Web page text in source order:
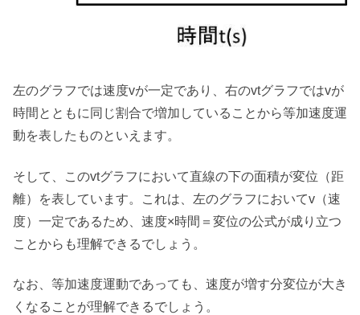
左のグラフでは速度vが一定であり、右のvtグラフではvが
時間とともに同じ割合で増加していることから等加速度運
動を表したものといえます。
そして、このvtグラフにおいて直線の下の面積が変位（距
離）を表しています。これは、左のグラフにおいてv（速
度）一定であるため、速度×時間＝変位の公式が成り立つ
ことからも理解できるでしょう。
なお、等加速度運動であっても、速度が増す分変位が大き
くなることが理解できるでしょう。